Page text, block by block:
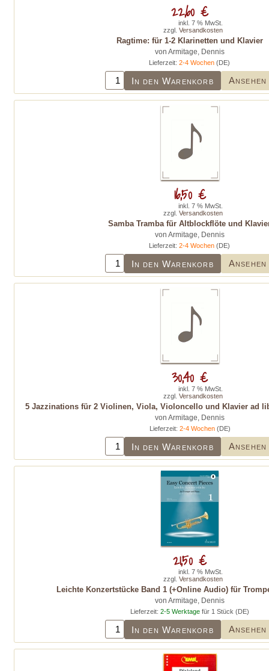
Ragtime: für 1-2 Klarinetten und Klavier
von Armitage, Dennis
Lieferzeit:2-4 Wochen (DE)
In den Warenkorb Ansehen
22,60 €
inkl. 7 % MwSt.
zzgl. Versandkosten
Samba Tramba für Altblockflöte und
von Armitage, Dennis
Lieferzeit:2-4 Wochen (DE)
In den Warenkorb Ansehen
16,50 €
inkl. 7 % MwSt.
zzgl. Versandkosten
5 Jazzinations für 2 Violinen, Viola, Violoncello und Klavier ad
von Armitage, Dennis
Lieferzeit: 2-4 Wochen(DE)
In den Warenkorb Ansehen
30,40 €
inkl. 7 % MwSt.
zzgl. Versandkosten
Leichte Konzertstücke Band 1 (+Online Audio) für
von Armitage, Dennis
Lieferzeit: 2-5 Werktage für 1 Stück (DE)
In den Warenkorb Ansehen
21,50 €
inkl. 7 % MwSt.
zzgl. Versandkosten